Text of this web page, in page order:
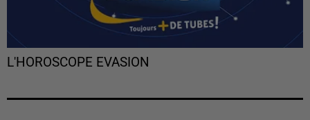
L'HOROSCOPE EVASION